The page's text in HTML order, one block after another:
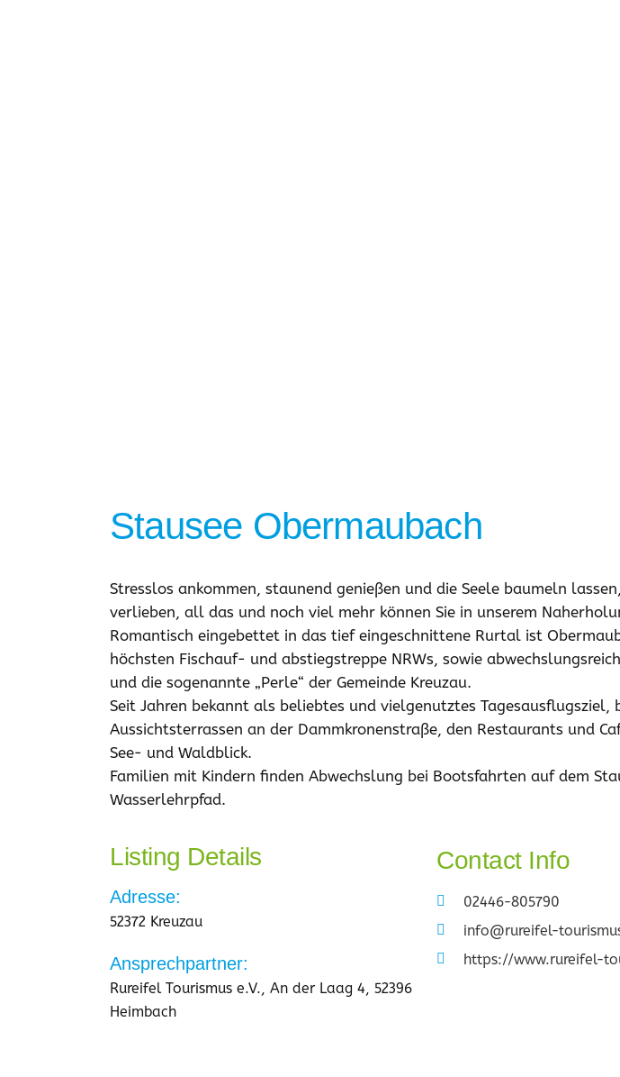
Stausee Obermaubach
Stresslos ankommen, staunend genießen und die Seele baumeln
verlieben, all das und noch viel mehr können Sie in unserem
Romantisch eingebettet in das tief eingeschnittene Rurtal ist
höchsten Fischauf- und abstiegstreppe NRWs, sowie
und die sogenannte „Perle“ der Gemeinde Kreuzau.
Seit Jahren bekannt als beliebtes und vielgenutztes
Aussichtsterrassen an der Dammkronenstraße, den Restaurants und
See- und Waldblick.
Familien mit Kindern finden Abwechslung bei Bootsfahrten auf dem
Wasserlehrpfad.
Listing Details
Adresse:
52372 Kreuzau
Ansprechpartner:
Rureifel Tourismus e.V., An der Laag 4, 52396
Heimbach
Contact Info
02446-805790
info@rureifel-
https://www.rureifel-